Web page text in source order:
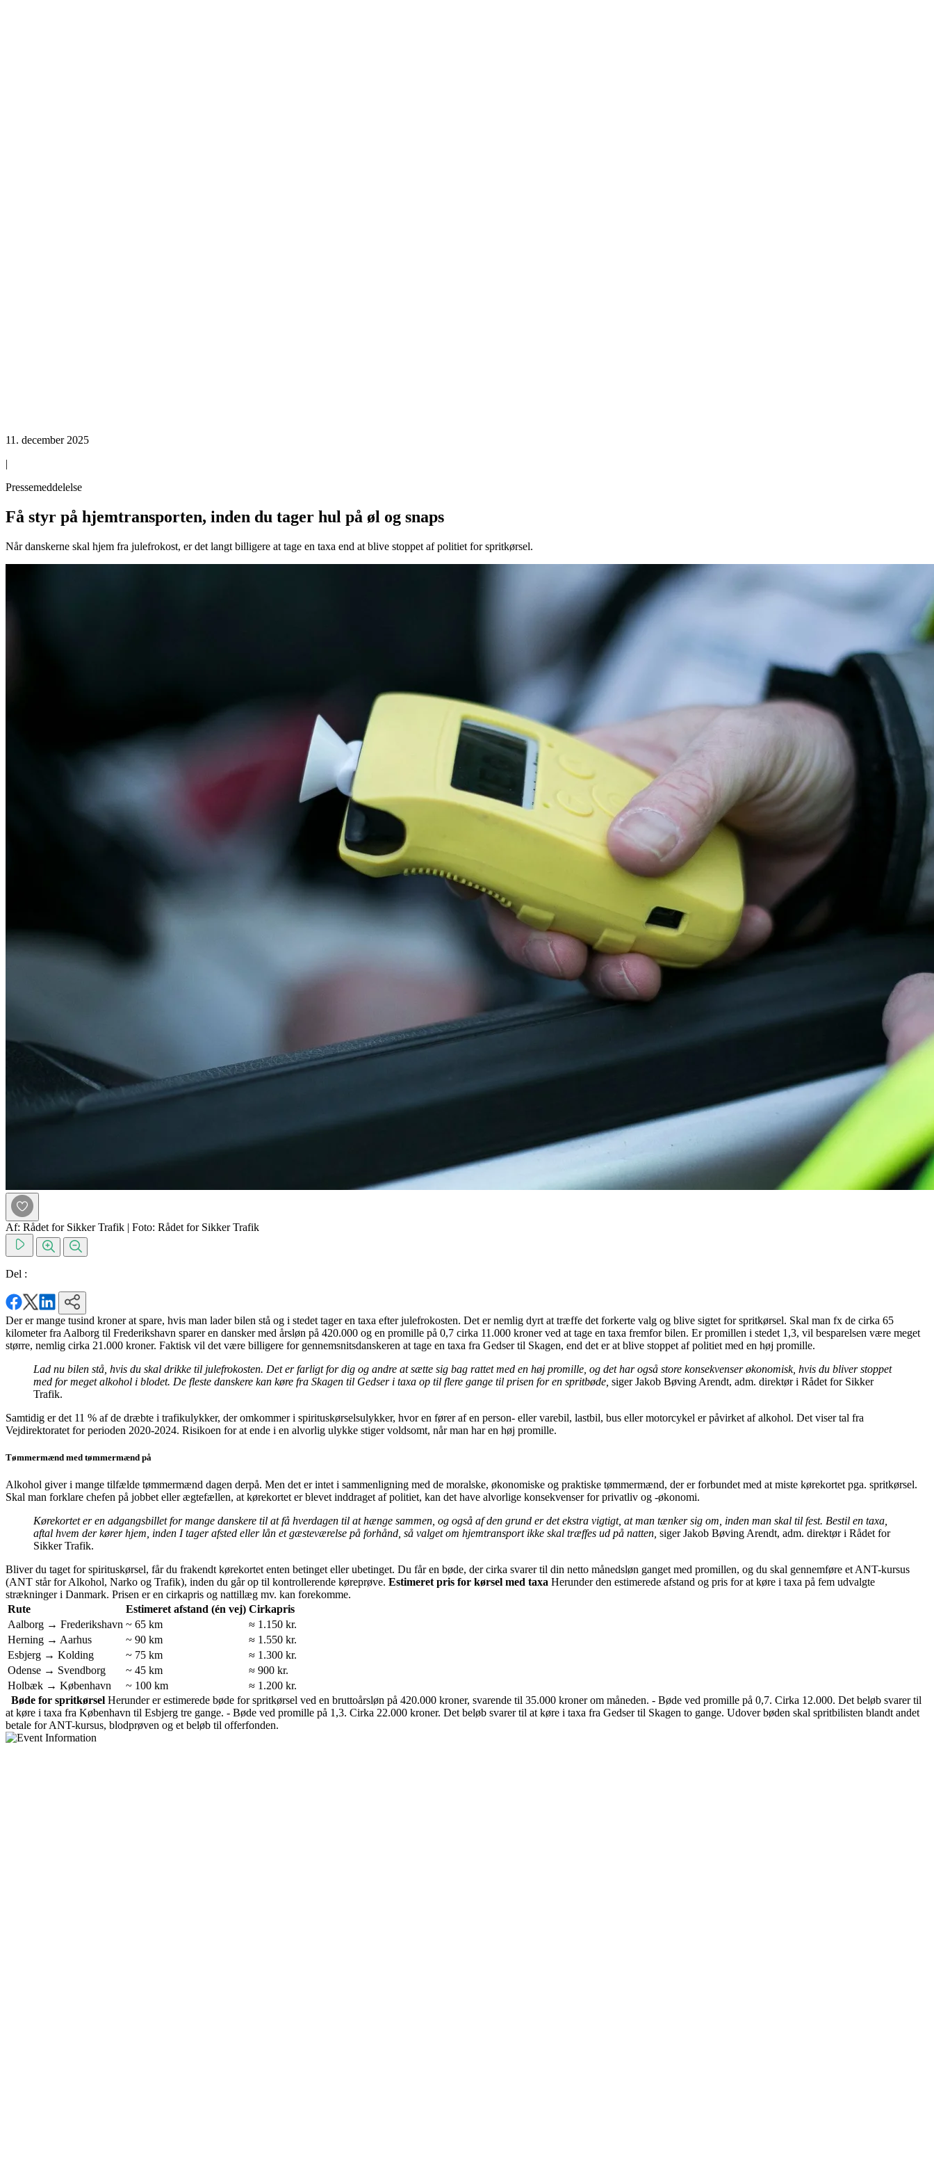
11. december 2025
|
Pressemeddelelse
Få styr på hjemtransporten, inden du tager hul på øl og snaps
Når danskerne skal hjem fra julefrokost, er det langt billigere at tage en taxa end at blive stoppet af politiet for spritkørsel.
Af: Rådet for Sikker Trafik | Foto: Rådet for Sikker Trafik
Del :
Der er mange tusind kroner at spare, hvis man lader bilen stå og i stedet tager en taxa efter julefrokosten. Det er nemlig dyrt at træffe det forkerte valg og blive sigtet for spritkørsel. Skal man fx de cirka 65
kilometer fra Aalborg til Frederikshavn sparer en dansker med årsløn på 420.000 og en promille på 0,7 cirka 11.000 kroner ved at tage en taxa fremfor bilen. Er promillen i stedet 1,3, vil besparelsen være meget
større, nemlig cirka 21.000 kroner. Faktisk vil det være billigere for gennemsnitsdanskeren at tage en taxa fra Gedser til Skagen, end det er at blive stoppet af politiet med en høj promille.
Lad nu bilen stå, hvis du skal drikke til julefrokosten. Det er farligt for dig og andre at sætte sig bag rattet med en høj promille, og det har også store konsekvenser økonomisk, hvis du bliver stoppet
med for meget alkohol i blodet. De fleste danskere kan køre fra Skagen til Gedser i taxa op til flere gange til prisen for en spritbøde, siger Jakob Bøving Arendt, adm. direktør i Rådet for Sikker
Trafik.
Samtidig er det 11 % af de dræbte i trafikulykker, der omkommer i spirituskørselsulykker, hvor en fører af en person- eller varebil, lastbil, bus eller motorcykel er påvirket af alkohol. Det viser tal fra
Vejdirektoratet for perioden 2020-2024. Risikoen for at ende i en alvorlig ulykke stiger voldsomt, når man har en høj promille.
Tømmermænd med tømmermænd på
Alkohol giver i mange tilfælde tømmermænd dagen derpå. Men det er intet i sammenligning med de moralske, økonomiske og praktiske tømmermænd, der er forbundet med at miste kørekortet pga. spritkørsel.
Skal man forklare chefen på jobbet eller ægtefællen, at kørekortet er blevet inddraget af politiet, kan det have alvorlige konsekvenser for privatliv og -økonomi.
Kørekortet er en adgangsbillet for mange danskere til at få hverdagen til at hænge sammen, og også af den grund er det ekstra vigtigt, at man tænker sig om, inden man skal til fest. Bestil en taxa,
aftal hvem der kører hjem, inden I tager afsted eller lån et gæsteværelse på forhånd, så valget om hjemtransport ikke skal træffes ud på natten, siger Jakob Bøving Arendt, adm. direktør i Rådet for
Sikker Trafik.
Bliver du taget for spirituskørsel, får du frakendt kørekortet enten betinget eller ubetinget. Du får en bøde, der cirka svarer til din netto månedsløn ganget med promillen, og du skal gennemføre et ANT-kursus
(ANT står for Alkohol, Narko og Trafik), inden du går op til kontrollerende køreprøve. Estimeret pris for kørsel med taxa Herunder den estimerede afstand og pris for at køre i taxa på fem udvalgte
strækninger i Danmark. Prisen er en cirkapris og nattillæg mv. kan forekomme.
Rute
Estimeret afstand (én vej) Cirkapris
Aalborg → Frederikshavn ~ 65 km
≈ 1.150 kr.
Herning → Aarhus
~ 90 km
≈ 1.550 kr.
Esbjerg → Kolding
~ 75 km
≈ 1.300 kr.
Odense → Svendborg
~ 45 km
≈ 900 kr.
Holbæk → København
~ 100 km
≈ 1.200 kr.
Bøde for spritkørsel Herunder er estimerede bøde for spritkørsel ved en bruttoårsløn på 420.000 kroner, svarende til 35.000 kroner om måneden. - Bøde ved promille på 0,7. Cirka 12.000. Det beløb svarer til
at køre i taxa fra København til Esbjerg tre gange. - Bøde ved promille på 1,3. Cirka 22.000 kroner. Det beløb svarer til at køre i taxa fra Gedser til Skagen to gange. Udover bøden skal spritbilisten blandt andet
betale for ANT-kursus, blodprøven og et beløb til offerfonden.